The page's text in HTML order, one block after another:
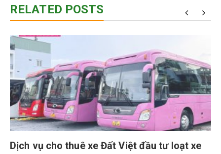
RELATED POSTS
Dịch vụ cho thuê xe Đất Việt đầu tư loạt xe